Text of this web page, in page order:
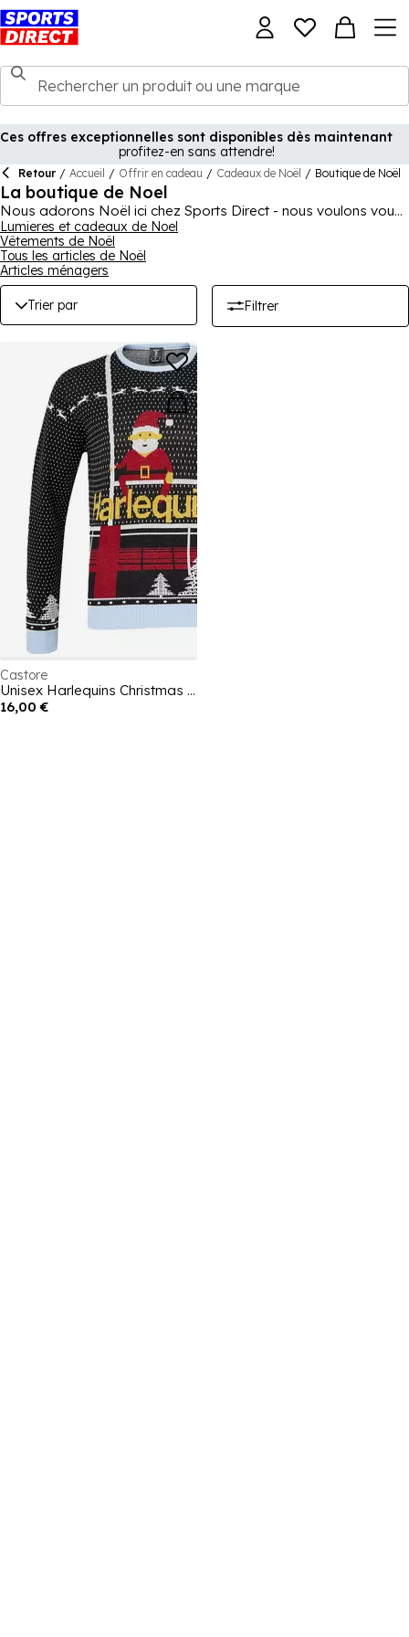
Ces offres exceptionnelles sont disponibles dès maintenant
profitez-en sans attendre!
Retour / Accueil / Offrir en cadeau / Cadeaux de Noël / Boutique de Noël
La boutique de Noel
Nous adorons Noël ici chez Sports Direct - nous voulons vous
aider à offrir le meilleur à vos proches cette saison des fêtes
et nous avons beaucoup à offrir. Que vous cherchiez les
décorations parfaites ou le meilleur pull, notre magasin de
Noël a probablement exactement ce que vous cherchez.
Lumières, décorations, cartes et plus encore, nous avons les
articles essentiels dont vous avez besoin, ou que vous voulez
simplement! Explorez notre collection dès maintenant pour
trouver de bonnes affaires et une qualité encore meilleure pour
Lumieres et cadeaux de Noel
Vêtements de Noël
Tous les articles de Noël
Articles ménagers
Trier par Filtrer
Castore
Unisex Harlequins Christmas Jumper
16,00 €